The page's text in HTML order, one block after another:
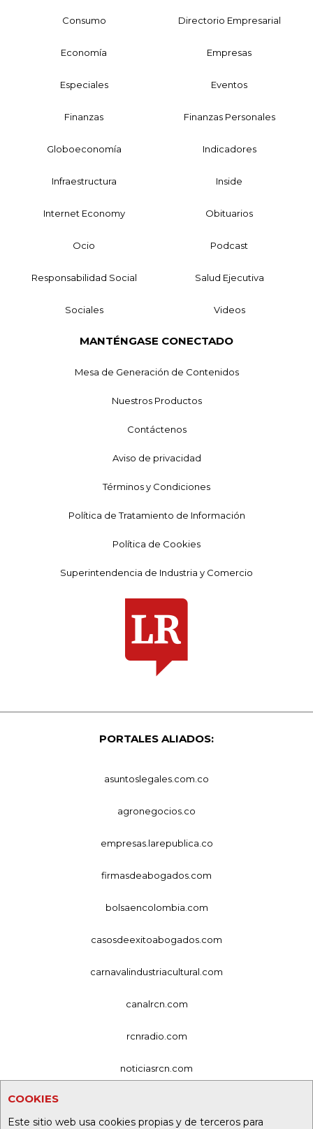
COOKIES
Este sitio web usa cookies propias y de terceros para
Consumo Directorio Empresarial
Economía Empresas
Especiales Eventos
Finanzas Finanzas Personales
Globoeconomía Indicadores
Infraestructura Inside
Internet Economy Obituarios
Ocio Podcast
Responsabilidad Social Salud Ejecutiva
Sociales Videos
MANTÉNGASE CONECTADO
Mesa de Generación de Contenidos
Nuestros Productos
Contáctenos
Aviso de privacidad
Términos y Condiciones
Política de Tratamiento de Información
Política de Cookies
Superintendencia de Industria y Comercio
PORTALES ALIADOS:
asuntoslegales.com.co
agronegocios.co
empresas.larepublica.co
firmasdeabogados.com
bolsaencolombia.com
casosdeexitoabogados.com
carnavalindustriacultural.com
canalrcn.com
rcnradio.com
noticiasrcn.com